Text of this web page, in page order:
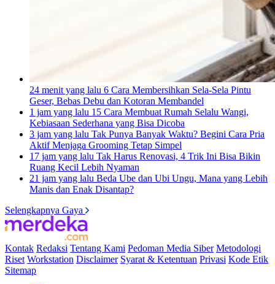
24 menit yang lalu 6 Cara Membersihkan Sela-Sela Pintu
Geser, Bebas Debu dan Kotoran Membandel
1 jam yang lalu 15 Cara Membuat Rumah Selalu Wangi,
Kebiasaan Sederhana yang Bisa Dicoba
3 jam yang lalu Tak Punya Banyak Waktu? Begini Cara Pria
Aktif Menjaga Grooming Tetap Simpel
17 jam yang lalu Tak Harus Renovasi, 4 Trik Ini Bisa Bikin
Ruang Kecil Lebih Nyaman
21 jam yang lalu Beda Ube dan Ubi Ungu, Mana yang Lebih
Manis dan Enak Disantap?
Selengkapnya Gaya
Kontak Redaksi Tentang Kami Pedoman Media Siber Metodologi
Riset Workstation Disclaimer Syarat & Ketentuan Privasi Kode Etik
Sitemap